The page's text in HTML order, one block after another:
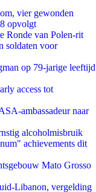
vier gewonden
opvolgt
Ronde van Polen-rit
soldaten voor
op 79-jarige leeftijd
access tot
ambassadeur naar
alcoholmisbruik
achievements dit
Mato Grosso
Libanon, vergelding